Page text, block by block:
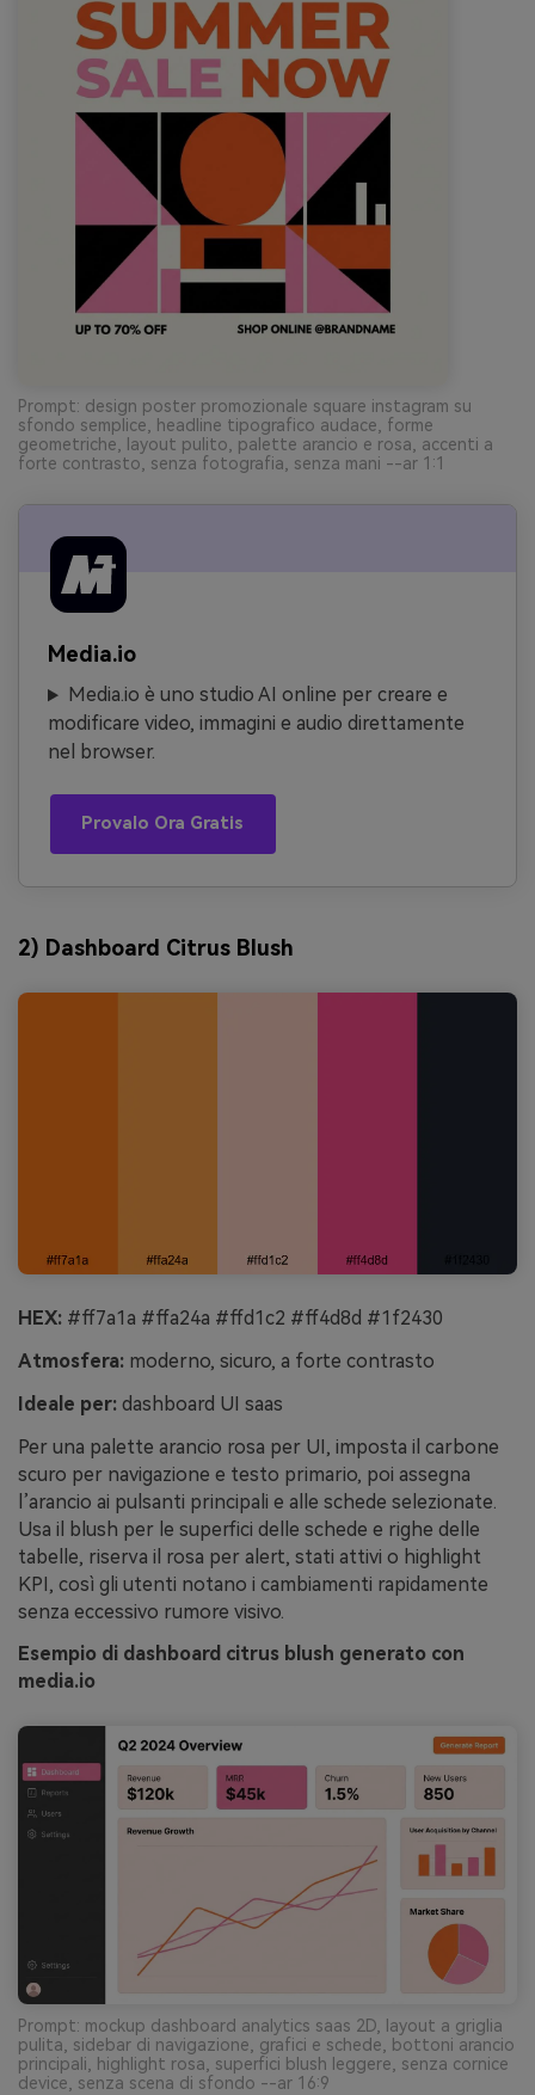
Prompt: design poster promozionale square instagram su
sfondo semplice, headline tipografico audace, forme
geometriche, layout pulito, palette arancio e rosa, accenti a
forte contrasto, senza fotografia, senza mani --ar 1:1
Media.io
Media.io è uno studio AI online per creare e
modificare video, immagini e audio direttamente
nel browser.
Provalo Ora Gratis
2) Dashboard Citrus Blush
HEX: #ff7a1a #ffa24a #ffd1c2 #ff4d8d #1f2430
Atmosfera: moderno, sicuro, a forte contrasto
Ideale per: dashboard UI saas
Per una palette arancio rosa per UI, imposta il carbone
scuro per navigazione e testo primario, poi assegna
l’arancio ai pulsanti principali e alle schede selezionate.
Usa il blush per le superfici delle schede e righe delle
tabelle, riserva il rosa per alert, stati attivi o highlight
KPI, così gli utenti notano i cambiamenti rapidamente
senza eccessivo rumore visivo.
Esempio di dashboard citrus blush generato con
media.io
Prompt: mockup dashboard analytics saas 2D, layout a griglia
pulita, sidebar di navigazione, grafici e schede, bottoni arancio
principali, highlight rosa, superfici blush leggere, senza cornice
device, senza scena di sfondo --ar 16:9